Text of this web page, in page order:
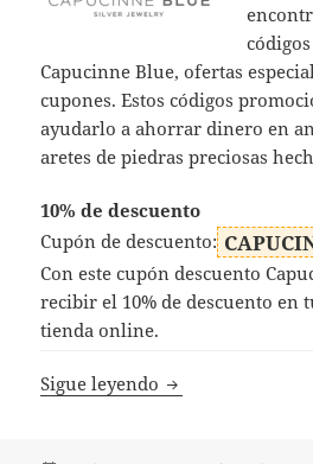
Capucinne Blue, ofertas
cupones. Estos códigos
ayudarlo a ahorrar dinero en
aretes de piedras preciosas
10% de descuento
Cupón de descuento:
Con este cupón descuento
recibir el 10% de descuento en
tienda online.
Sigue leyendo Código